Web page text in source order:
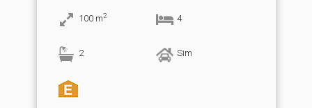
100 m2 4
2 Sim